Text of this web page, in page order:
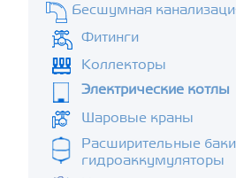
Бесшумная
Фитинги
Коллекторы
Электрические котлы
Шаровые краны
Расширительные
гидроаккумуляторы